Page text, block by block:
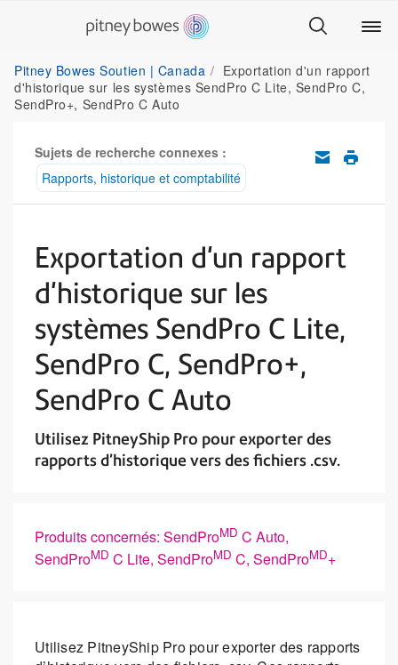
Pitney Bowes Soutien | Canada
Exportation d'un rapport
d'historique sur les systèmes SendPro C Lite, SendPro C,
SendPro+, SendPro C Auto
Sujets de recherche connexes :
Rapports, historique et comptabilité
Exportation d'un rapport
d'historique sur les
systèmes SendPro C Lite,
SendPro C, SendPro+,
SendPro C Auto
Utilisez PitneyShip Pro pour exporter des
rapports d’historique vers des fichiers .csv.
Produits concernés: SendProMD C Auto,
SendProMD C Lite, SendProMD C, SendProMD+
Utilisez PitneyShip Pro pour exporter des rapports